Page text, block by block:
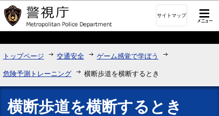
このページの本文へ移動
サイトマップ
トップページ 交通安全 ゲーム感覚で学ぼう
危険予測トレーニング 横断歩道を横断するとき
横断歩道を横断するとき